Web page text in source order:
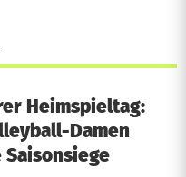
Heimspieltag:
Damen